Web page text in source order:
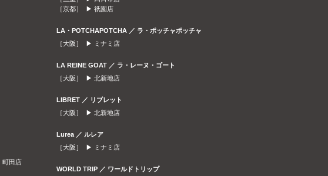
町田店
［京都］ ▶ 祇園店
LA・POTCHAPOTCHA ／ ラ・ポッチャポッチャ
［大阪］ ▶
ミナミ店
LA REINE GOAT ／ ラ・レーヌ・ゴート
［大阪］ ▶ 北新地店
LIBRET ／ リブレット
［大阪］ ▶ 北新地店
Lurea ／ ルレア
［大阪］ ▶
ミナミ店
WORLD TRIP ／ ワールドトリップ